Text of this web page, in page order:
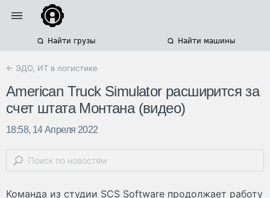
Найти грузы Найти машины
← ЭДО, ИТ в логистике
American Truck Simulator расширится за
счет штата Монтана (видео)
18:58, 14 Апреля 2022
Команда из студии SCS Software продолжает работу